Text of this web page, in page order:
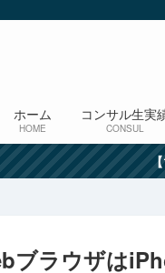
ホーム
HOME
コンサル生実
CONSUL
ブラウザは